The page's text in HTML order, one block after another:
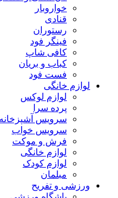
خواروبار
قنادی
رستوران
فینگر فود
کافی شاپ
کباب و بریان
فست فود
لوازم خانگی
لوازم لوکس
پرده سرا
سرویس آشپزخانه
سرویس خواب
فرش و موکت
لوازم خانگی
لوازم کودک
مبلمان
ورزشی و تفریح